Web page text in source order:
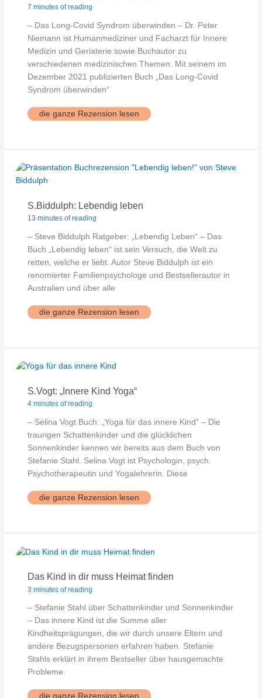
7 minutes of reading
– Das Long-Covid Syndrom überwinden – Dr. Peter
Niemann ist Humanmediziner und Facharzt für Innere
Medizin und Geriaterie sowie Buchautor zu
verschiedenen medizinischen Themen. Mit seinem im
Dezember 2021 publizierten Buch „Das Long-Covid
Syndrom überwinden“
Dr.Nieman:
Long-
die ganze Rezension lesen
S.Biddulph: Lebendig leben
13 minutes of reading
– Steve Biddulph Ratgeber: „Lebendig Leben“ – Das
Buch „Lebendig leben“ ist sein Versuch, die Welt zu
retten, welche er liebt. Autor Steve Biddulph ist ein
renomierter Familienpsychologe und Bestsellerautor in
Australien und über alle
S.Biddulph:
Lebendig
die ganze Rezension lesen
S.Vogt: „Innere Kind Yoga“
4 minutes of reading
– Selina Vogt Buch: „Yoga für das innere Kind“ – Die
traurigen Schattenkinder und die glücklichen
Sonnenkinder kennen wir bereits aus dem Buch von
Stefanie Stahl. Selina Vogt ist Psychologin, psych.
Psychotherapeutin und Yogalehrerin. Diese
S.Vogt:
„Innere
die ganze Rezension lesen
Das Kind in dir muss Heimat finden
3 minutes of reading
– Stefanie Stahl über Schattenkinder und Sonnenkinder
– Das innere Kind ist die Summe aller
Kindheitsprägungen, die wir durch unsere Eltern und
andere Bezugspersonen erfahren haben. Stefanie
Stahls erklärt in ihrem Bestseller über hausgemachte
Probleme.
Das
die ganze Rezension lesen